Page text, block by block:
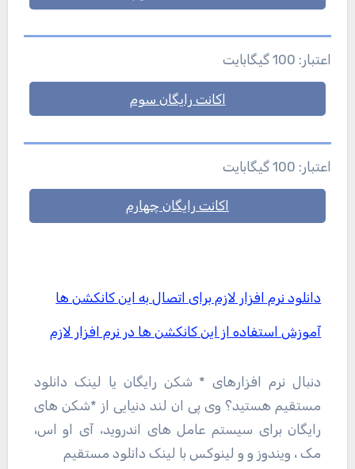
اعتبار: 100 گیگابایت
اکانت رایگان سوم
اعتبار: 100 گیگابایت
اکانت رایگان چهارم
دانلود نرم افزار لازم برای اتصال به این کانکشن ها
آموزش استفاده از این کانکشن ها در نرم افزار لازم
دنبال نرم افزارهای * شکن رایگان یا لینک دانلود
مستقیم هستید؟ وی پی ان لند دنیایی از *شکن های
رایگان برای سیستم عامل های اندروید، آی او اس،
مک ، ویندوز و و لینوکس با لینک دانلود مستقیم